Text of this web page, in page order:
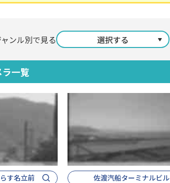
ンル別で見る 選択する
ラ一覧
す名立前 佐渡汽船ターミナルビル